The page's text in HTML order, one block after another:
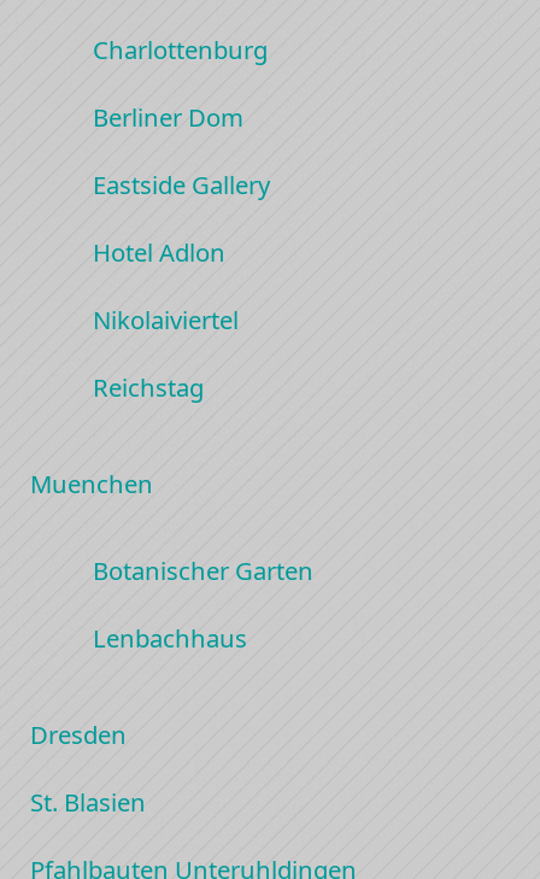
Charlottenburg
Berliner Dom
Eastside Gallery
Hotel Adlon
Nikolaiviertel
Reichstag
Muenchen
Botanischer Garten
Lenbachhaus
Dresden
St. Blasien
Pfahlbauten Unteruhldingen